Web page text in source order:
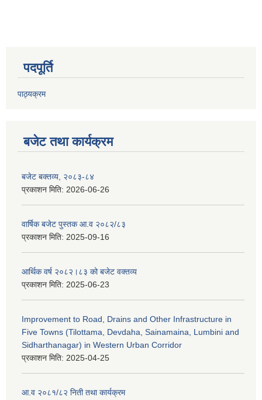
पदपूर्ति
पाठ्यक्रम
बजेट तथा कार्यक्रम
बजेट बक्तव्य, २०८३-८४
प्रकाशन मिति: 2026-06-26
वार्षिक बजेट पुस्तक आ.व २०८२/८३
प्रकाशन मिति: 2025-09-16
आर्थिक वर्ष २०८२।८३ को बजेट वक्तव्य
प्रकाशन मिति: 2025-06-23
Improvement to Road, Drains and Other Infrastructure in
Five Towns (Tilottama, Devdaha, Sainamaina, Lumbini and
Sidharthanagar) in Western Urban Corridor
प्रकाशन मिति: 2025-04-25
आ.व २०८१/८२ निती तथा कार्यक्रम